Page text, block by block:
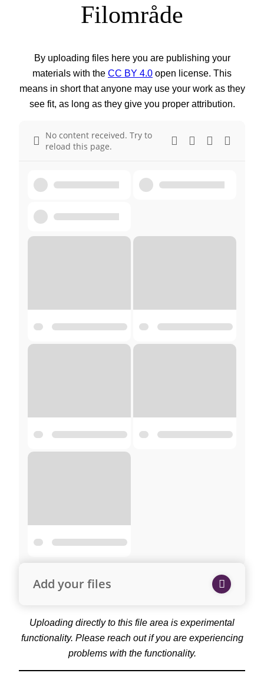
Filområde
By uploading files here you are publishing your
materials with the CC BY 4.0 open license. This
means in short that anyone may use your work as they
see fit, as long as they give you proper attribution.
No content received. Try to
reload this page.
Add your files
Uploading directly to this file area is experimental
functionality. Please reach out if you are experiencing
problems with the functionality.